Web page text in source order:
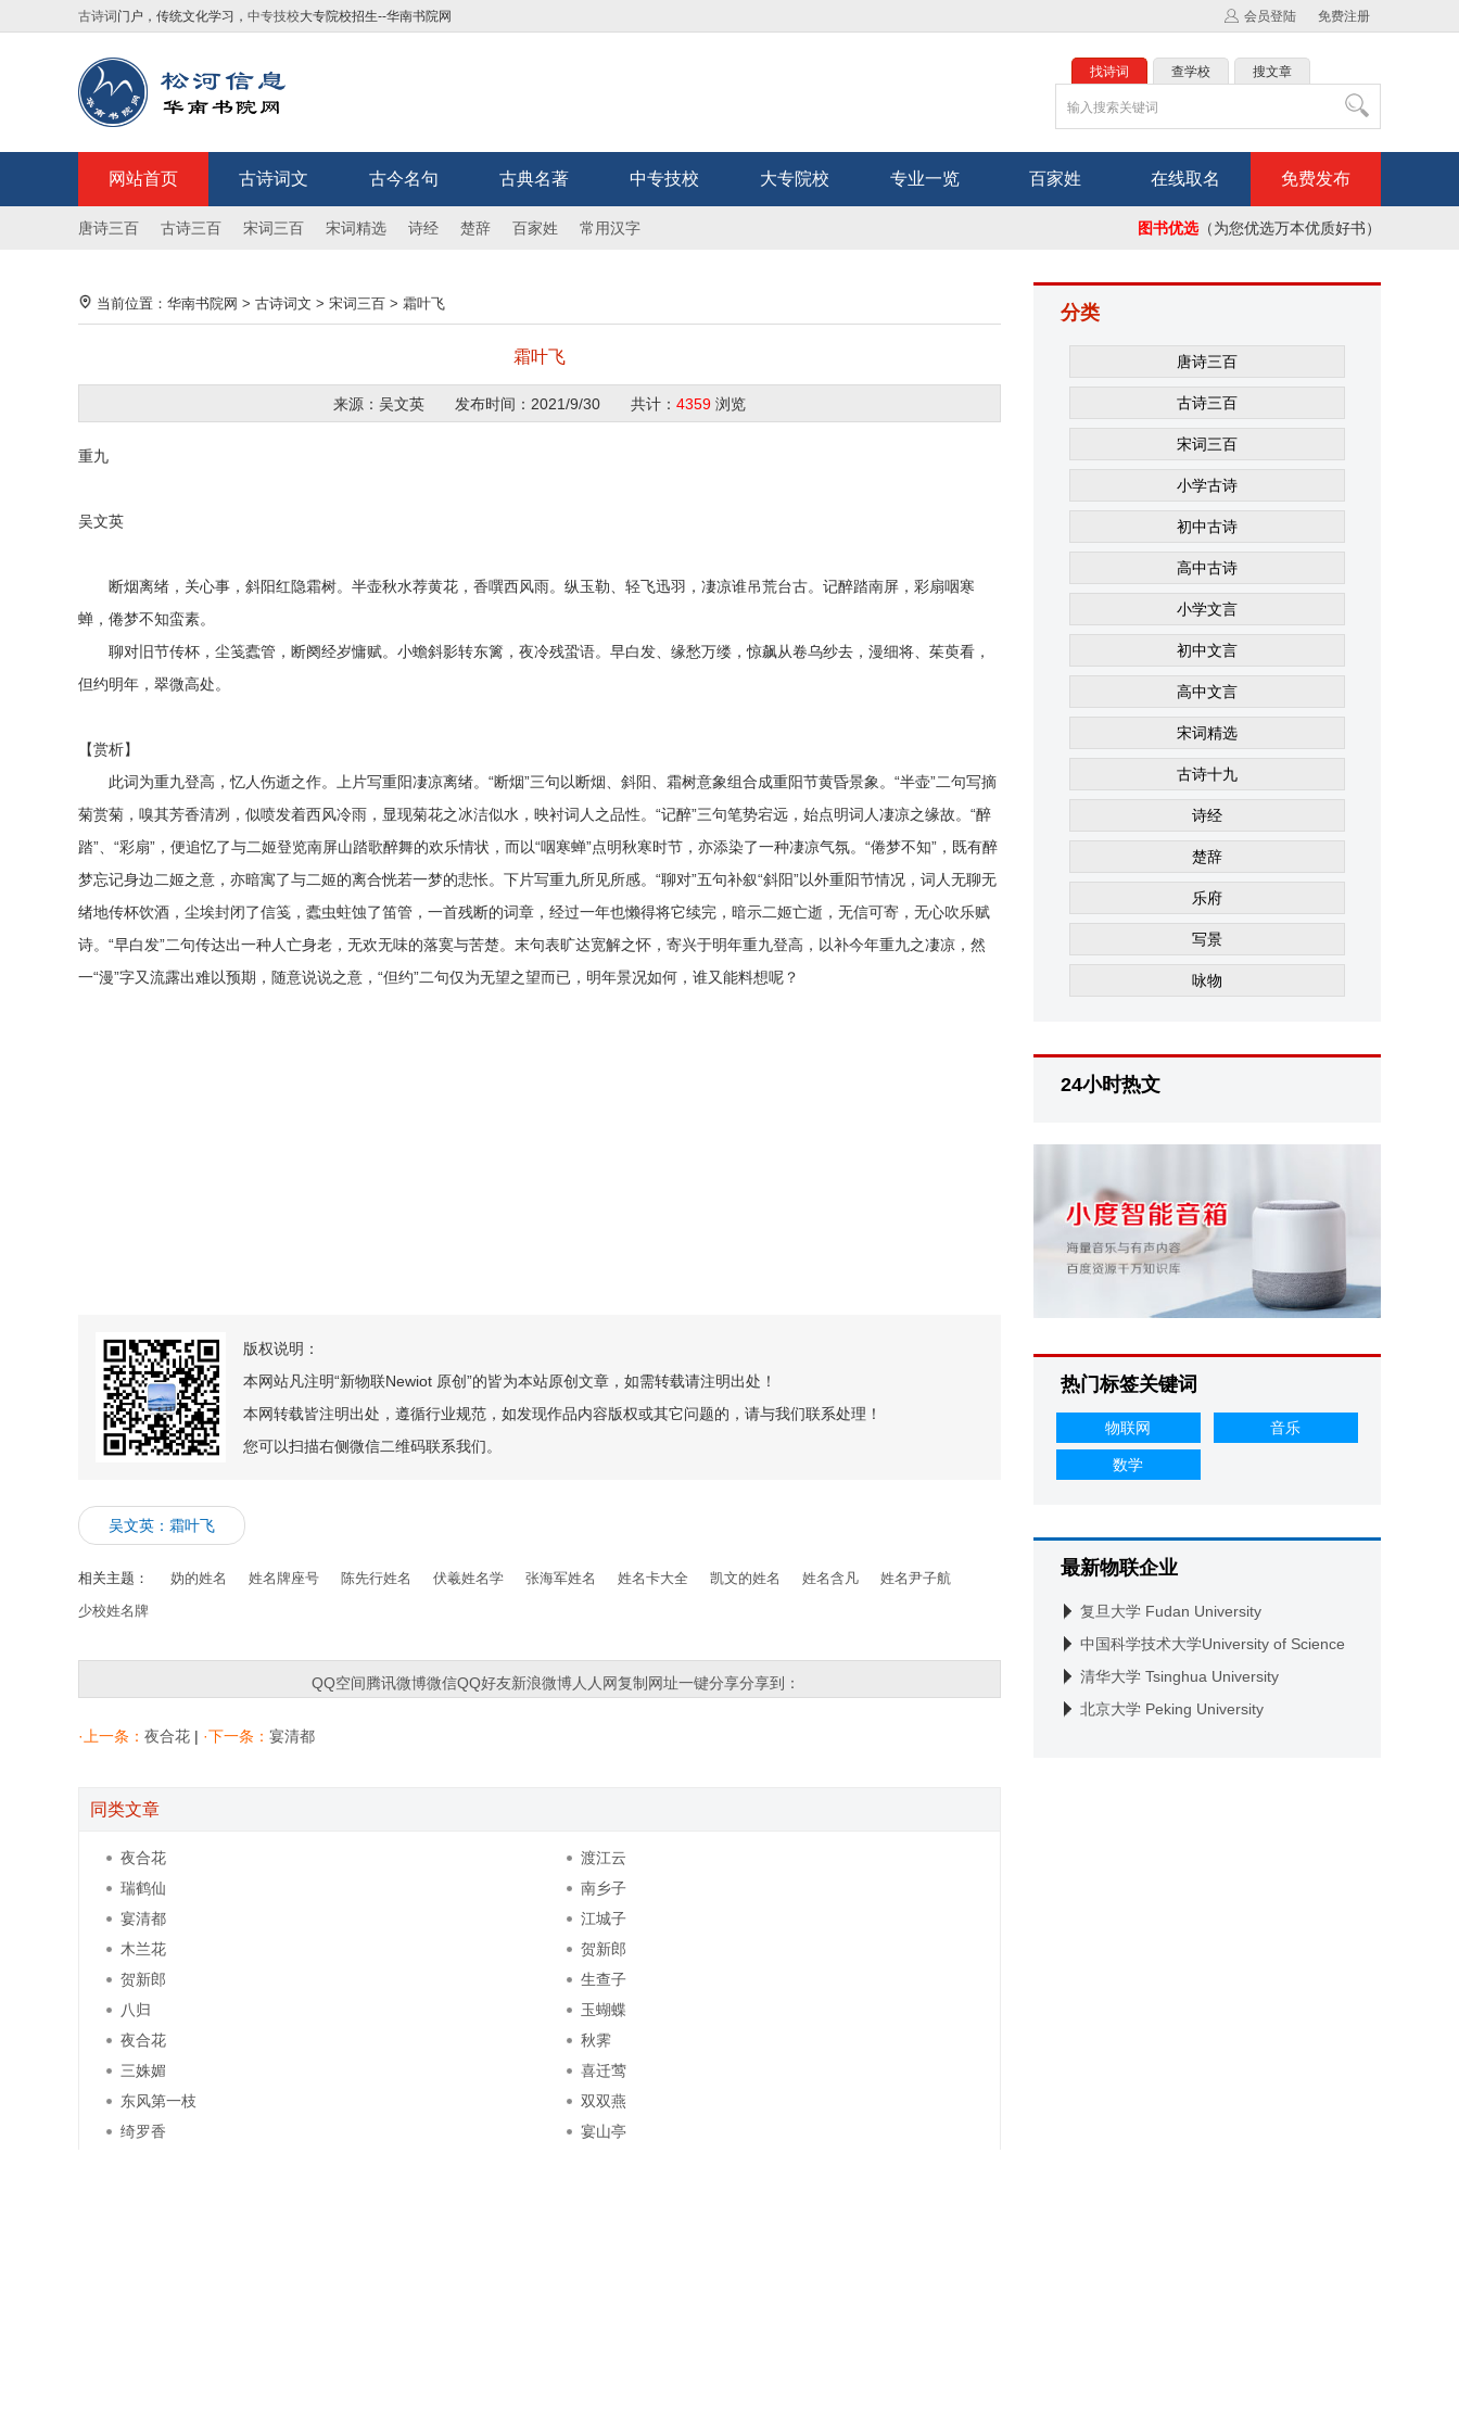
古诗词 门户，传统文化学习， 中专技校大专院校招生--华南书院网 免费注册
会员登陆
找诗词 查学校 搜文章
网站首页 古诗词文 古今名句 古典名著 中专技校 大专院校 专业一览 百家姓 在线取名 免费发布
唐诗三百 古诗三百 宋词三百 宋词精选 诗经 楚辞 百家姓 常用汉字 图书优选（为您优选万本优质好书）
当前位置： 华南书院网 > 古诗词文 > 宋词三百 > 霜叶飞
霜叶飞
来源：吴文英 发布时间： 2021/9/30 共计： 4359 浏览
重九
吴文英
断烟离绪，关心事，斜阳红隐霜树。半壶秋水荐黄花，香噀西风雨。纵玉勒、轻飞迅羽，凄凉谁吊荒台古。记醉踏南屏，彩扇咽寒
蝉，倦梦不知蛮素。
聊对旧节传杯，尘笺蠹管，断阕经岁慵赋。小蟾斜影转东篱，夜冷残蛩语。早白发、缘愁万缕，惊飙从卷乌纱去，漫细将、茱萸看，
但约明年，翠微高处。
【赏析】
此词为重九登高，忆人伤逝之作。上片写重阳凄凉离绪。“断烟”三句以断烟、斜阳、霜树意象组合成重阳节黄昏景象。“半壶”二句写摘
菊赏菊，嗅其芳香清冽，似喷发着西风冷雨，显现菊花之冰洁似水，映衬词人之品性。“记醉”三句笔势宕远，始点明词人凄凉之缘故。“醉
踏”、“彩扇”，便追忆了与二姬登览南屏山踏歌醉舞的欢乐情状，而以“咽寒蝉”点明秋寒时节，亦添染了一种凄凉气氛。“倦梦不知”，既有醉
梦忘记身边二姬之意，亦暗寓了与二姬的离合恍若一梦的悲怅。下片写重九所见所感。“聊对”五句补叙“斜阳”以外重阳节情况，词人无聊无
绪地传杯饮酒，尘埃封闭了信笺，蠹虫蛀蚀了笛管，一首残断的词章，经过一年也懒得将它续完，暗示二姬亡逝，无信可寄，无心吹乐赋
诗。“早白发”二句传达出一种人亡身老，无欢无味的落寞与苦楚。末句表旷达宽解之怀，寄兴于明年重九登高，以补今年重九之凄凉，然
一“漫”字又流露出难以预期，随意说说之意，“但约”二句仅为无望之望而已，明年景况如何，谁又能料想呢？
版权说明：
本网站凡注明“新物联Newiot 原创”的皆为本站原创文章，如需转载请注明出处！
本网转载皆注明出处，遵循行业规范，如发现作品内容版权或其它问题的，请与我们联系处理！
您可以扫描右侧微信二维码联系我们。
吴文英：霜叶飞
相关主题： 妫的姓名 姓名牌座号 陈先行姓名 伏羲姓名学 张海军姓名 姓名卡大全 凯文的姓名 姓名含凡
姓名尹子航
少校姓名牌
QQ空间腾讯微博微信QQ好友新浪微博人人网复制网址一键分享分享到：
·上一条： 夜合花 | ·下一条： 宴清都
同类文章
夜合花
渡江云
瑞鹤仙
南乡子
宴清都
江城子
木兰花
贺新郎
贺新郎
生查子
八归
玉蝴蝶
夜合花
秋霁
三姝媚
喜迁莺
东风第一枝
双双燕
绮罗香
宴山亭
分类
唐诗三百
古诗三百
宋词三百
小学古诗
初中古诗
高中古诗
小学文言
初中文言
高中文言
宋词精选
古诗十九
诗经
楚辞
乐府
写景
咏物
24小时热文
热门标签关键词
物联网 音乐
数学
最新物联企业
复旦大学 Fudan University
中国科学技术大学University of Science
and Technology of China
清华大学 Tsinghua University
北京大学 Peking University